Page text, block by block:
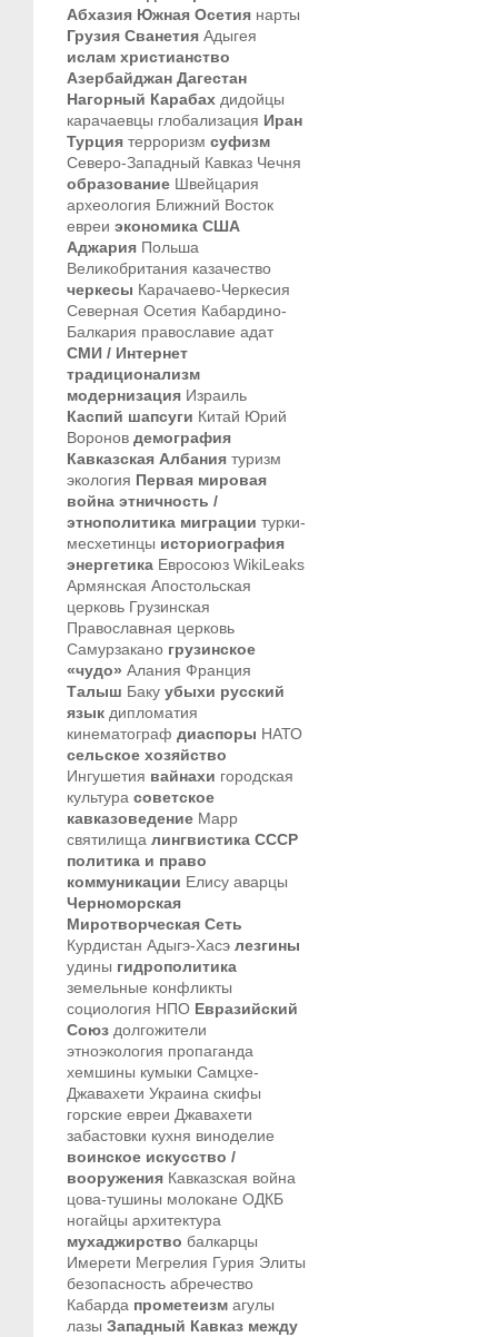
Абхазия Южная Осетия нарты
Грузия Сванетия Адыгея
ислам христианство
Азербайджан Дагестан
Нагорный Карабах дидойцы
карачаевцы глобализация Иран
Турция терроризм суфизм
Северо-Западный Кавказ Чечня
образование Швейцария
археология Ближний Восток
евреи экономика США
Аджария Польша
Великобритания казачество
черкесы Карачаево-Черкесия
Северная Осетия Кабардино-
Балкария православие адат
СМИ / Интернет
традиционализм
модернизация Израиль
Каспий шапсуги Китай Юрий
Воронов демография
Кавказская Албания туризм
экология Первая мировая
война этничность /
этнополитика миграции турки-
месхетинцы историография
энергетика Евросоюз WikiLeaks
Армянская Апостольская
церковь Грузинская
Православная церковь
Самурзакано грузинское
«чудо» Алания Франция
Талыш Баку убыхи русский
язык дипломатия
кинематограф диаспоры НАТО
сельское хозяйство
Ингушетия вайнахи городская
культура советское
кавказоведение Марр
святилища лингвистика СССР
политика и право
коммуникации Елису аварцы
Черноморская
Миротворческая Сеть
Курдистан Адыгэ-Хасэ лезгины
удины гидрополитика
земельные конфликты
социология НПО Евразийский
Союз долгожители
этноэкология пропаганда
хемшины кумыки Самцхе-
Джавахети Украина скифы
горские евреи Джавахети
забастовки кухня виноделие
воинское искусство /
вооружения Кавказская война
цова-тушины молокане ОДКБ
ногайцы архитектура
мухаджирство балкарцы
Имерети Мегрелия Гурия Элиты
безопасность абречество
Кабарда прометеизм агулы
лазы Западный Кавказ между